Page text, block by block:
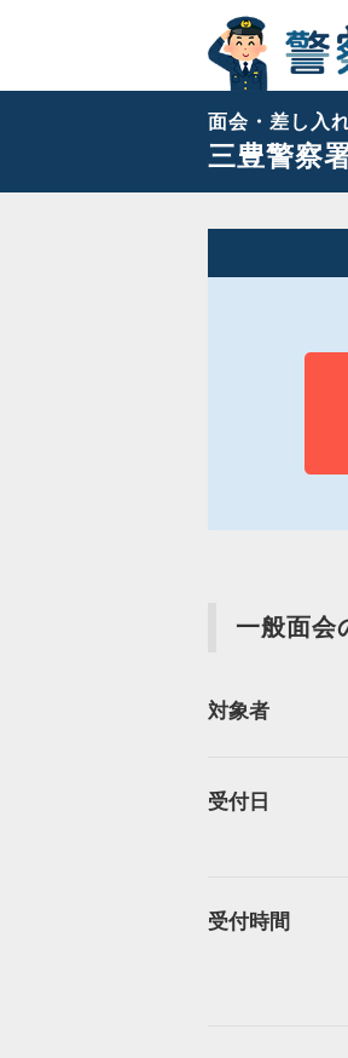
面会・差し入
三豊警察
一般面会
対象者
受付日
受付時間